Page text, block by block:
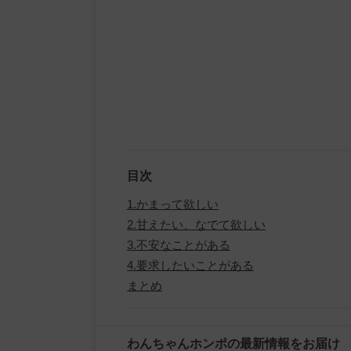
目次
1.かまって欲しい
2.甘えたい、なでて欲しい
3.不安なことがある
4.要求したいことがある
まとめ
わんちゃんホンポの最新情報をお届け